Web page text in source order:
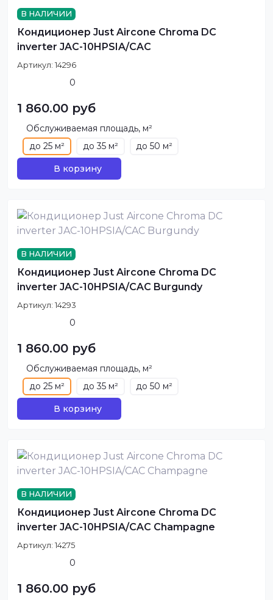
В НАЛИЧИИ
Кондиционер Just Aircone Chroma DC
inverter JAC-10HPSIA/CAC
Артикул: 14296
0
1 860.00 руб
Обслуживаемая площадь, м²
до 25 м²
до 35 м² до 50 м²
В корзину
В НАЛИЧИИ
Кондиционер Just Aircone Chroma DC
inverter JAC-10HPSIA/CAC Burgundy
Артикул: 14293
0
1 860.00 руб
Обслуживаемая площадь, м²
до 25 м²
до 35 м² до 50 м²
В корзину
В НАЛИЧИИ
Кондиционер Just Aircone Chroma DC
inverter JAC-10HPSIA/CAC Champagne
Артикул: 14275
0
1 860.00 руб